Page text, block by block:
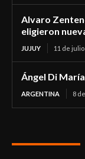
Alvaro
eligieron
JUJUY 11 de
Ángel Di
ARGENTINA 8